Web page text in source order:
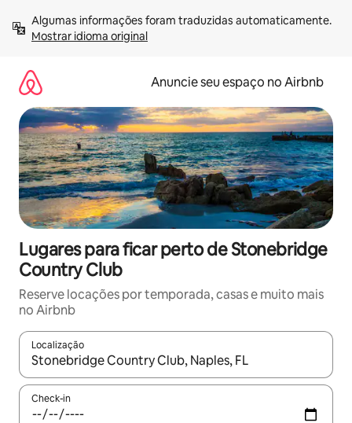
para
Mostrar idioma original
Anuncie seu espaço no Airbnb
Lugares para ficar perto de Stonebridge
Country Club
Reserve locações por temporada, casas e muito mais
no Airbnb
Localização
Quando os resultados estiverem disponíveis, explore-os
Check-in